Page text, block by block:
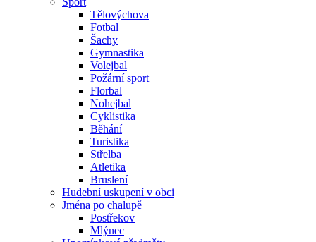
Tělovýchova
Fotbal
Šachy
Gymnastika
Volejbal
Požární sport
Florbal
Nohejbal
Cyklistika
Běhání
Turistika
Střelba
Atletika
Bruslení
Hudební uskupení v obci
Jména po chalupě
Postřekov
Mlýnec